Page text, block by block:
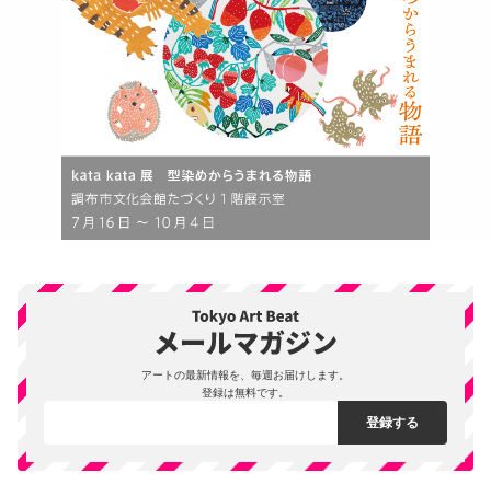
アートの最新情報を、毎週お届けします。
登録は無料です。